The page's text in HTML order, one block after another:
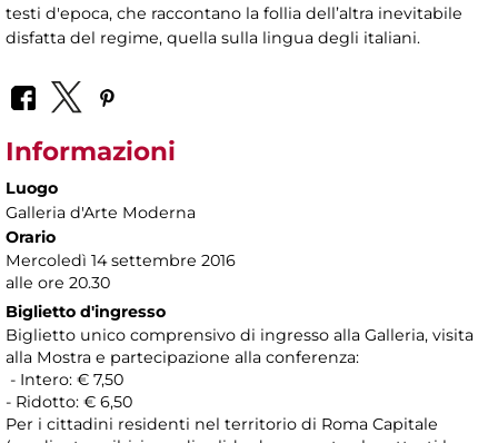
testi d'epoca, che raccontano la follia dell’altra inevitabile
disfatta del regime, quella sulla lingua degli italiani.
Informazioni
Luogo
Galleria d'Arte Moderna
Orario
Mercoledì 14 settembre 2016
alle ore 20.30
Biglietto d'ingresso
Biglietto unico comprensivo di ingresso alla Galleria, visita
alla Mostra e partecipazione alla conferenza:
- Intero: € 7,50
- Ridotto: € 6,50
Per i cittadini residenti nel territorio di Roma Capitale